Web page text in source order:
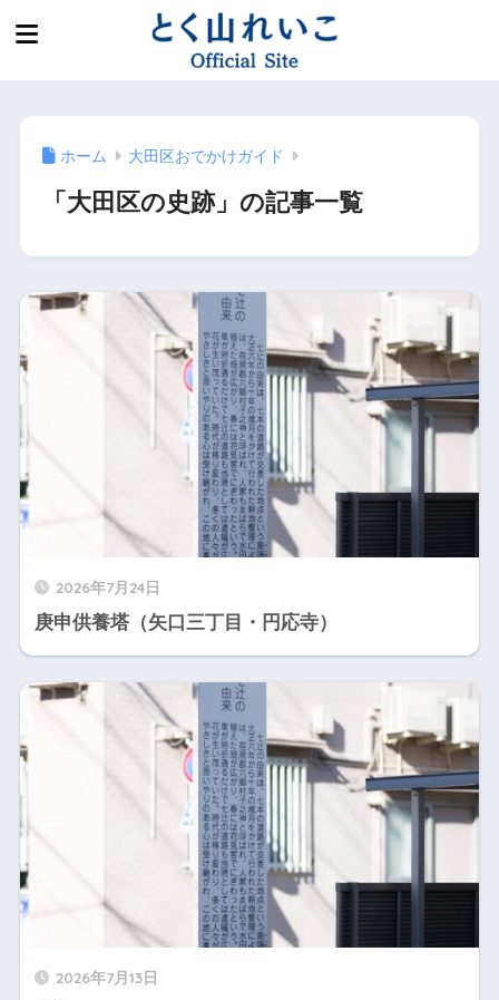
ホーム 大田区おでかけガイド
「大田区の史跡」の記事一覧
2026年7月24日
庚申供養塔（矢口三丁目・円応寺）
2026年7月13日